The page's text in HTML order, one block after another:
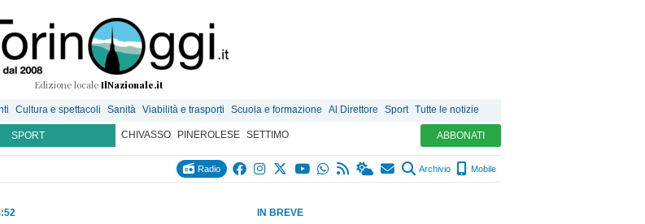
Edizione locale IlNazionale.it
Cultura e spettacoli Sanità Viabilità e trasporti Scuola e formazione Al Direttore Sport Tutte le notizie
SPORT CHIVASSO PINEROLESE SETTIMO ABBONATI
Radio Archivio Mobile
IN BREVE